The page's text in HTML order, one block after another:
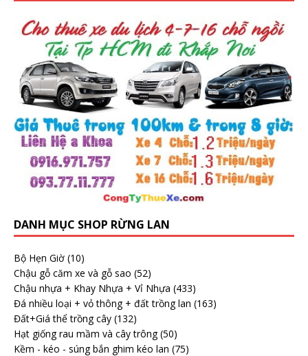
DANH MỤC SHOP RỪNG LAN
Bộ Hẹn Giờ (10)
Chậu gỗ căm xe và gỗ sao (52)
Chậu nhựa + Khay Nhựa + Vỉ Nhựa (433)
Đá nhiều loại + vỏ thông + đất trồng lan (163)
Đất+Giá thể trồng cây (132)
Hạt giống rau mầm và cây trông (50)
Kềm - kéo - súng bắn ghim kéo lan (75)